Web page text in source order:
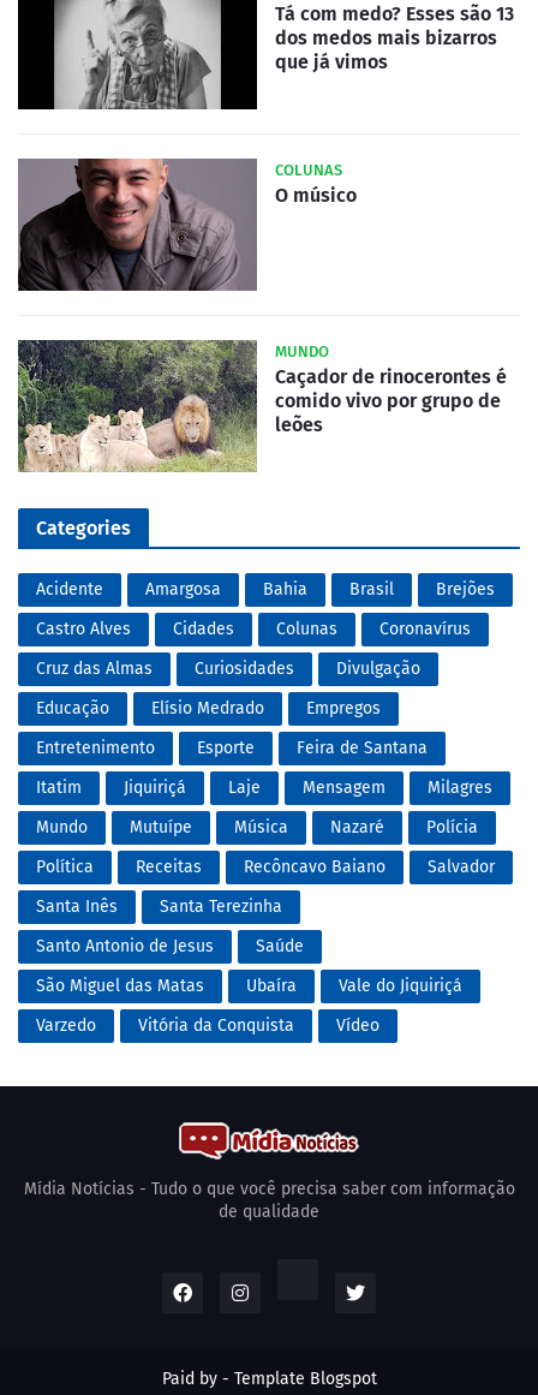
Tá com medo? Esses são 13
dos medos mais bizarros
que já vimos
COLUNAS
O músico
MUNDO
Caçador de rinocerontes é
comido vivo por grupo de
leões
Categories
Acidente Amargosa Bahia Brasil
Brejões
Castro Alves
Cidades Colunas
Coronavírus
Cruz das Almas
Curiosidades
Divulgação
Educação
Elísio Medrado
Empregos
Entretenimento
Esporte
Feira de Santana
Itatim
Jiquiriçá Laje Mensagem
Milagres
Mundo
Mutuípe Música Nazaré
Polícia
Política
Receitas Recôncavo Baiano
Salvador
Santa Inês
Santa Terezinha
Santo Antonio de Jesus
Saúde
São Miguel das Matas
Ubaíra
Vale do Jiquiriçá
Varzedo
Vitória da Conquista Vídeo
Mídia Notícias - Tudo o que você precisa saber com informação
de qualidade
Paid by - Template Blogspot